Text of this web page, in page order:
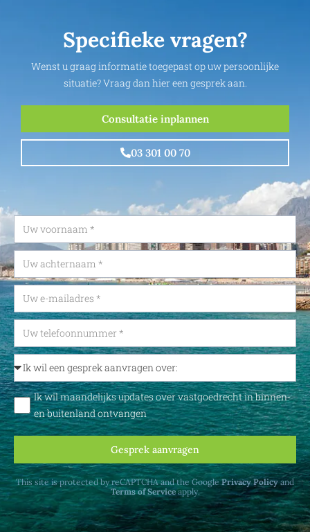
Specifieke vragen?
Wenst u graag informatie toegepast op uw persoonlijke
situatie? Vraag dan hier een gesprek aan.
Consultatie inplannen
03 301 00 70
Ik wil maandelijks updates over vastgoedrecht in binnen-
en buitenland ontvangen
Gesprek aanvragen
This site is protected by reCAPTCHA and the GooglePrivacy Policy and
Terms of Serviceapply.